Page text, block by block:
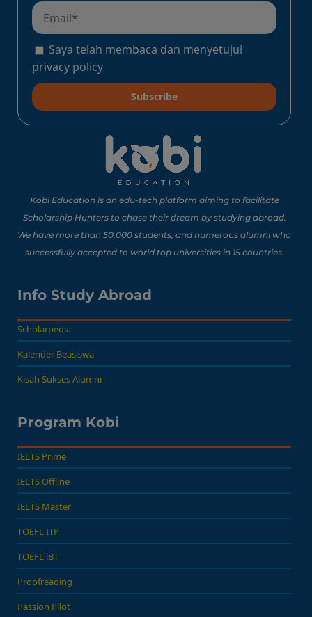
Edukatif ke Jepang!
10 Lomba Jurusan
Matematika untuk
Portofolio Anak SMA
Buat Study Abroad Yang
8 Lomba Jurusan
Psikologi untuk
Buat Persiapan Study
Baca Sekarang!
Saya telah membaca dan menyetujui
privacy policy
Subscribe
Kobi Education is an edu-tech platform aiming to facilitate
Scholarship Hunters to chase their dream by studying abroad.
We have more than 50,000 students, and numerous alumni who
successfully accepted to world top universities in 15 countries.
Info Study Abroad
Scholarpedia
Kalender Beasiswa
Kisah Sukses Alumni
Program Kobi
IELTS Prime
IELTS Offline
IELTS Master
TOEFL ITP
TOEFL iBT
Proofreading
Passion Pilot